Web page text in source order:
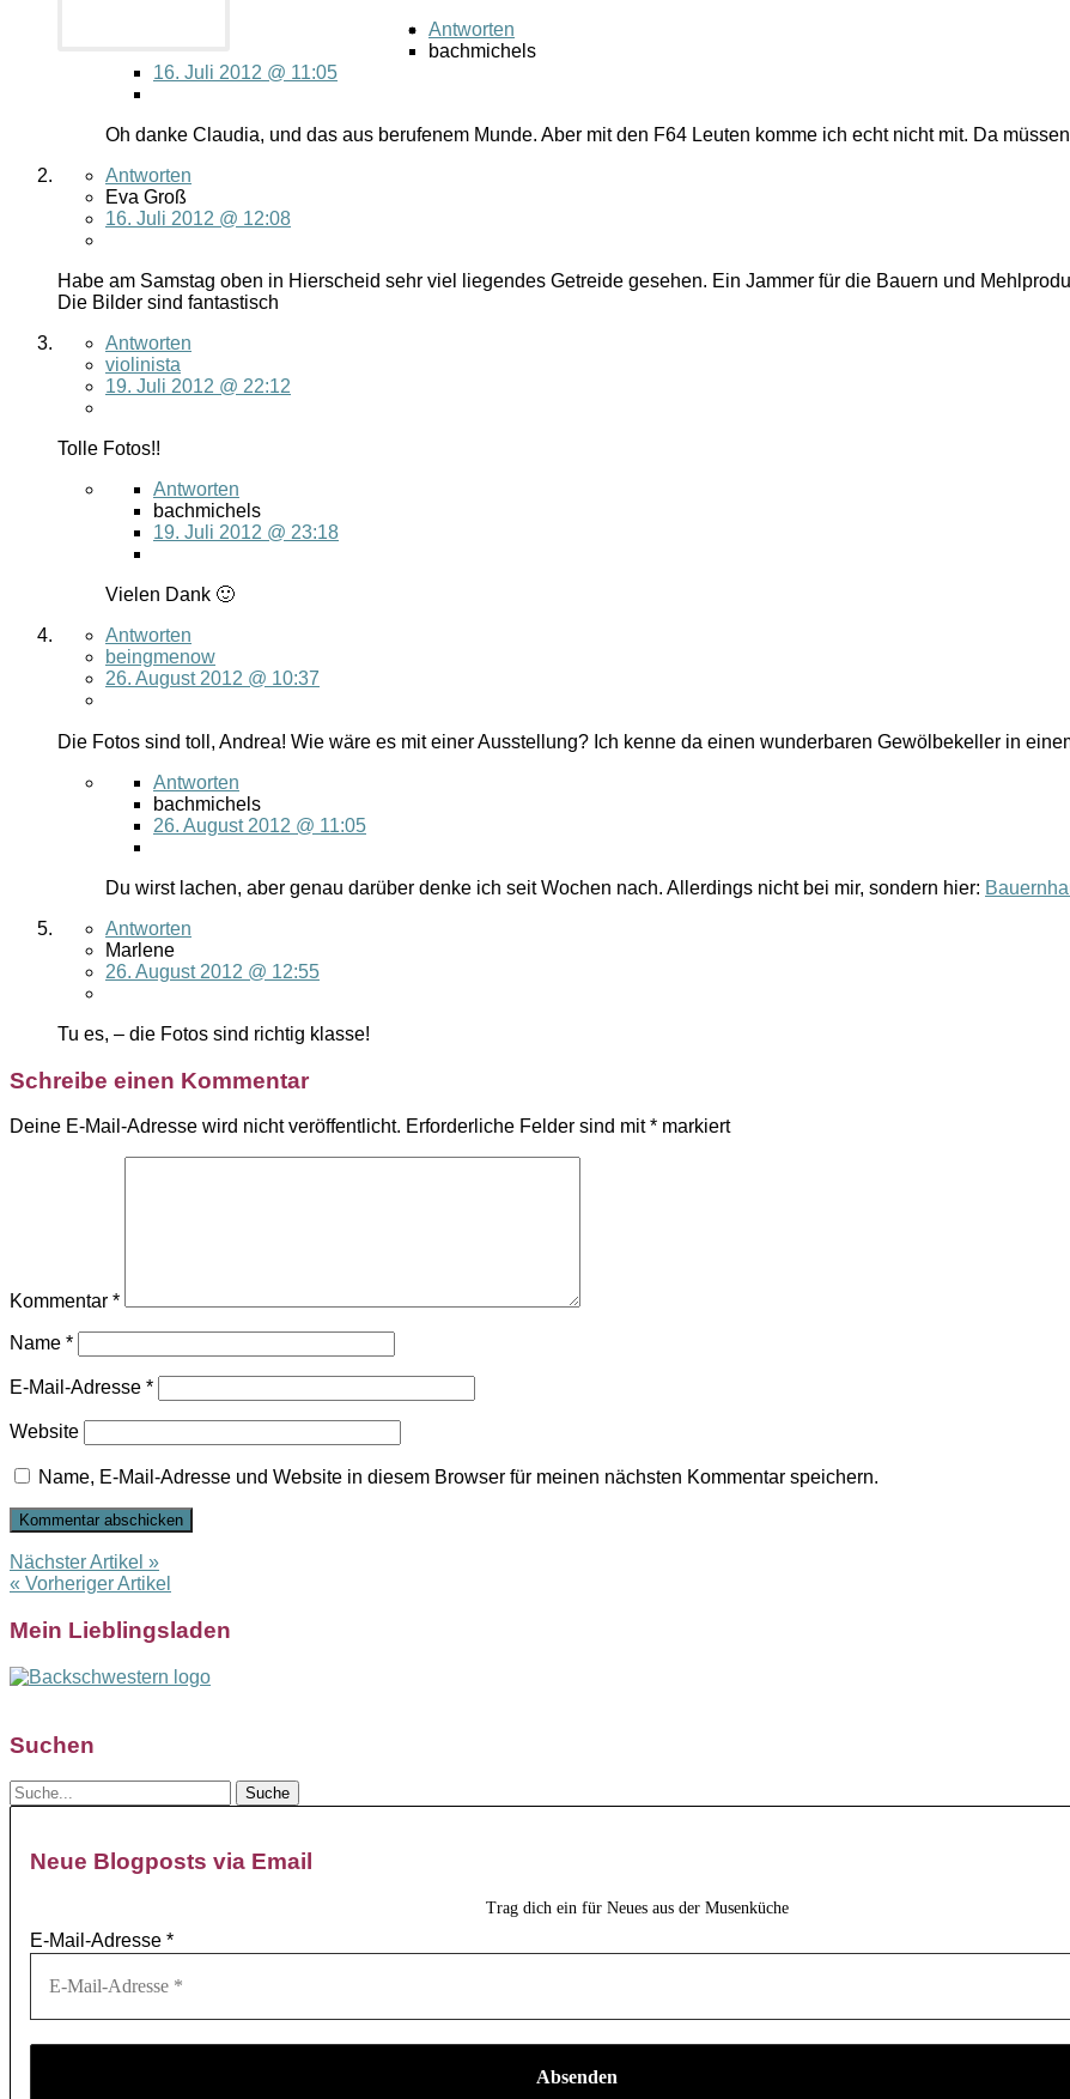
Antworten
bachmichels
16. Juli 2012 @ 11:05
Oh danke Claudia, und das aus berufenem Munde. Aber mit den F64 Leuten komme ich echt nicht mit. Da
Antworten
Eva Groß
16. Juli 2012 @ 12:08
Habe am Samstag oben in Hierscheid sehr viel liegendes Getreide gesehen. Ein Jammer für die Bauern und
Die Bilder sind fantastisch
Antworten
violinista
19. Juli 2012 @ 22:12
Tolle Fotos!!
Antworten
bachmichels
19. Juli 2012 @ 23:18
Vielen Dank 🙂
Antworten
beingmenow
26. August 2012 @ 10:37
Die Fotos sind toll, Andrea! Wie wäre es mit einer Ausstellung? Ich kenne da einen wunderbaren Gewölbekeller in
Antworten
bachmichels
26. August 2012 @ 11:05
Du wirst lachen, aber genau darüber denke ich seit Wochen nach. Allerdings nicht bei mir, sondern hier:
Antworten
Marlene
26. August 2012 @ 12:55
Tu es, – die Fotos sind richtig klasse!
Schreibe einen Kommentar
Deine E-Mail-Adresse wird nicht veröffentlicht. Erforderliche Felder sind mit* markiert
Kommentar *
Name *
E-Mail-Adresse *
Website
Name, E-Mail-Adresse und Website in diesem Browser für meinen nächsten Kommentar speichern.
Nächster Artikel »
« Vorheriger Artikel
Mein Lieblingsladen
Suchen
Neue Blogposts via Email
Trag dich ein für Neues aus der Musenküche
E-Mail-Adresse *